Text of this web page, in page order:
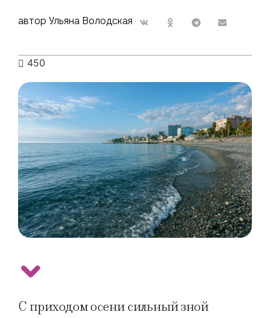
автор Ульяна Володская
450
С приходом осени сильный зной